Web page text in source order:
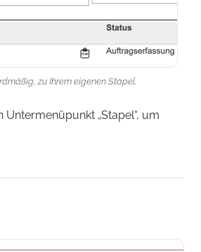
zu Ihrem eigenen Stapel.
„Stapel“, um